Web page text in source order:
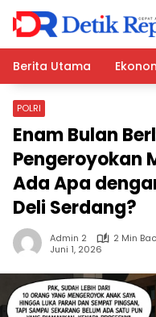
Langsung
konten
Berita Utama
POLRI
Enam Bulan
Pengeroyokan
Ada Apa
Deli Serdang?
Admin 2
2 Min
Juni 1, 2026